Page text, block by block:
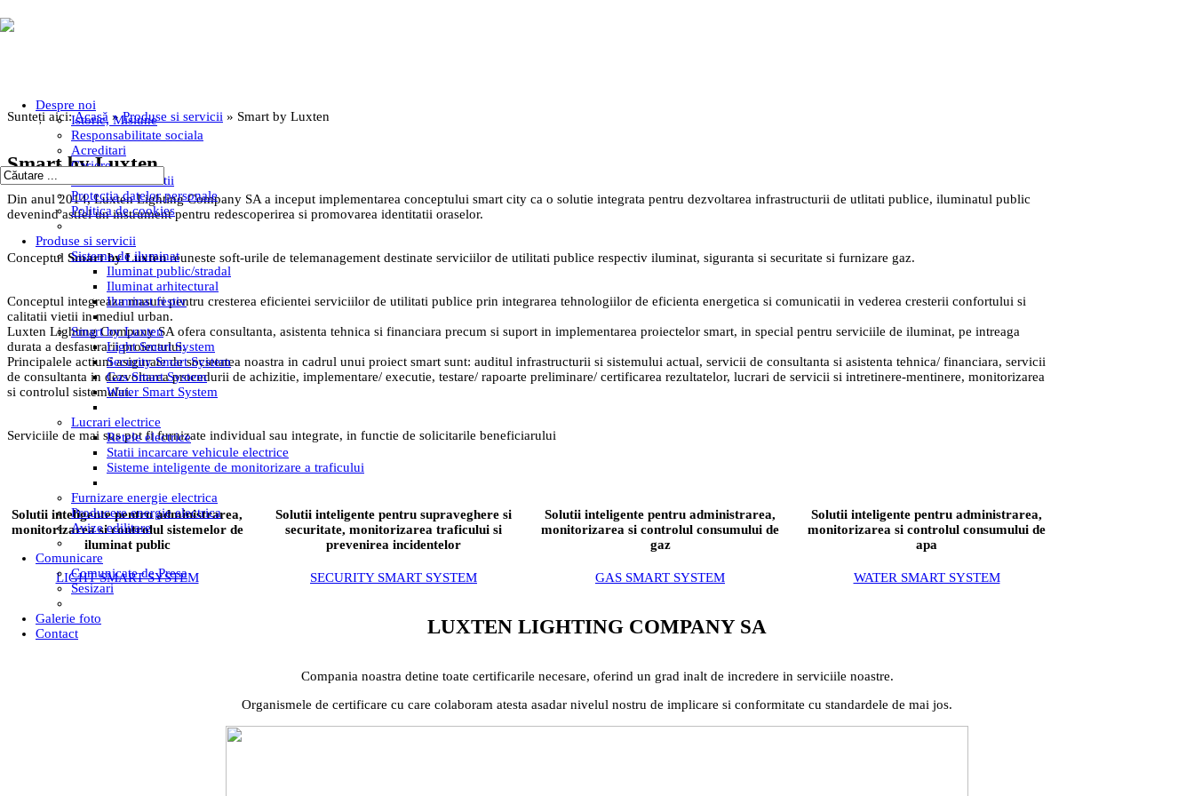
Despre noi
Istoric, Misiune
Responsabilitate sociala
Acreditari
Cariere
Termeni si conditii
Protectia datelor personale
Politica de cookies
Produse si servicii
Sisteme de iluminat
Iluminat public/stradal
Iluminat arhitectural
Iluminat festiv
Smart by Luxten
Light Smart System
Security Smart System
Gas Smart System
Water Smart System
Lucrari electrice
Retele electrice
Statii incarcare vehicule electrice
Sisteme inteligente de monitorizare a traficului
Furnizare energie electrica
Producere energie electrica
Avize edilitare
Comunicare
Comunicate de Presa
Sesizari
Galerie foto
Contact
Sunteți aici:Acasă »Produse si servicii » Smart by Luxten
Smart by Luxten
Din anul 2014, Luxten Lighting Company SA a inceput implementarea conceptului smart city ca o solutie integrata pentru dezvoltarea infrastructurii de utlitati publice, iluminatul public
devenind astfel un instrument pentru redescoperirea si promovarea identitatii oraselor.
Conceptul Smart by Luxtenreuneste soft-urile de telemanagement destinate serviciilor de utilitati publice respectiv iluminat, siguranta si securitate si furnizare gaz.
Conceptul integreaza masuri pentru cresterea eficientei serviciilor de utilitati publice prin integrarea tehnologiilor de eficienta energetica si comunicatii in vederea cresterii confortului si
calitatii vietii in mediul urban.
Luxten Lighting Company SA ofera consultanta, asistenta tehnica si financiara precum si suport in implementarea proiectelor smart, in special pentru serviciile de iluminat, pe intreaga
durata a desfasurarii proiectului.
Principalele actiuni asigurate de societatea noastra in cadrul unui proiect smart sunt: auditul infrastructurii si sistemului actual, servicii de consultanta si asistenta tehnica/ financiara, servicii
de consultanta in dezvoltarea procedurii de achizitie, implementare/ executie, testare/ rapoarte preliminare/ certificarea rezultatelor, lucrari de servicii si intretinere-mentinere, monitorizarea
si controlul sistemului.
Serviciile de mai sus pot fi furnizate individual sau integrate, in functie de solicitarile beneficiarului
Solutii inteligente pentru administrarea,
monitorizarea si controlul sistemelor de
iluminat public
LIGHT SMART SYSTEM
Solutii inteligente pentru supraveghere si
securitate, monitorizarea traficului si
prevenirea incidentelor
SECURITY SMART SYSTEM
Solutii inteligente pentru administrarea,
monitorizarea si controlul consumului de
gaz
GAS SMART SYSTEM
Solutii inteligente pentru administrarea,
monitorizarea si controlul consumului de
apa
WATER SMART SYSTEM
LUXTEN LIGHTING COMPANY SA
Compania noastra detine toate certificarile necesare, oferind un grad inalt de incredere in serviciile noastre.
Organismele de certificare cu care colaboram atesta asadar nivelul nostru de implicare si conformitate cu standardele de mai jos.